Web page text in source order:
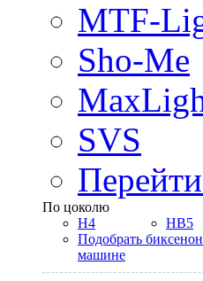
MTF-
Sho-Me
SVS
По цоколю
H4
HB5
Подобрать
машине